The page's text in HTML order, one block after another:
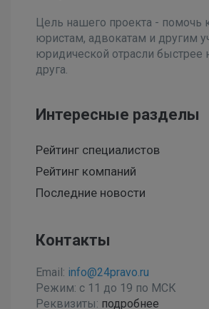
Цель нашего проекта - помочь
юристам, адвокатам и другим
юридической отрасли быстрее
друга.
Интересные разделы
Рейтинг специалистов
Рейтинг компаний
Последние новости
Контакты
Email: info@24pravo.ru
Режим: с 11 до 19 по МСК
Реквизиты: подробнее